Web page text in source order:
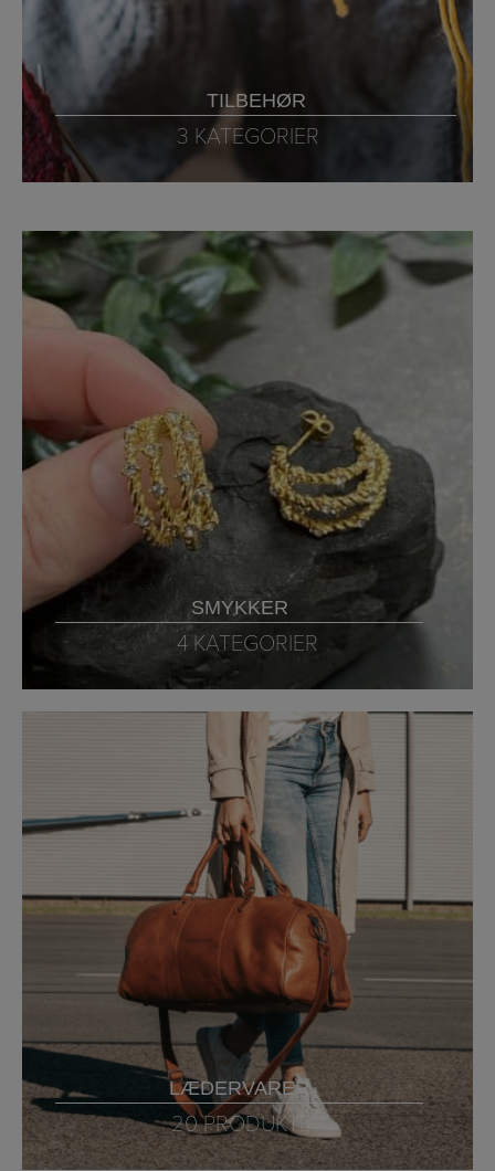
TILBEHØR
3 KATEGORIER
SMYKKER
4 KATEGORIER
LÆDERVARER
20 PRODUKTER